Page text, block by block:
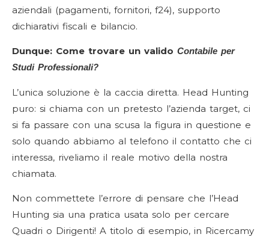
aziendali (pagamenti, fornitori, f24), supporto
dichiarativi fiscali e bilancio.
Dunque: Come trovare un valido Contabile per
Studi Professionali?
L’unica soluzione è la caccia diretta. Head Hunting
puro: si chiama con un pretesto l’azienda target, ci
si fa passare con una scusa la figura in questione e
solo quando abbiamo al telefono il contatto che ci
interessa, riveliamo il reale motivo della nostra
chiamata.
Non commettete l’errore di pensare che l’Head
Hunting sia una pratica usata solo per cercare
Quadri o Dirigenti! A titolo di esempio, in Ricercamy